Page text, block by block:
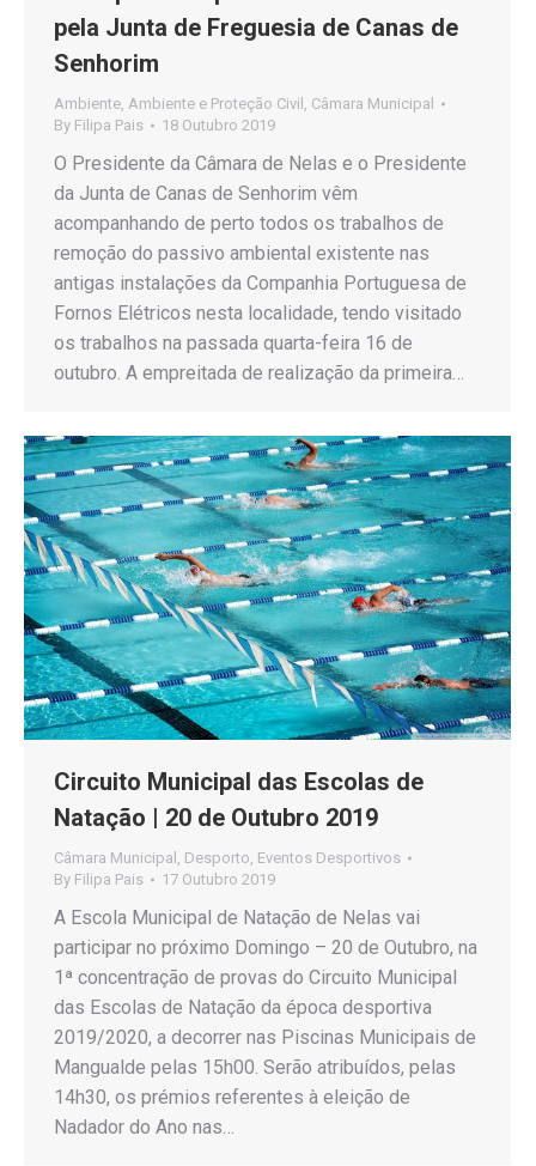
pela Junta de Freguesia de Canas de
Senhorim
Ambiente, Ambiente e Proteção Civil , Câmara Municipal
By Filipa Pais 18 Outubro 2019
O Presidente da Câmara de Nelas e o Presidente
da Junta de Canas de Senhorim vêm
acompanhando de perto todos os trabalhos de
remoção do passivo ambiental existente nas
antigas instalações da Companhia Portuguesa de
Fornos Elétricos nesta localidade, tendo visitado
os trabalhos na passada quarta-feira 16 de
outubro. A empreitada de realização da primeira…
Circuito Municipal das Escolas de
Natação | 20 de Outubro 2019
Câmara Municipal , Desporto, Eventos Desportivos
By Filipa Pais 17 Outubro 2019
A Escola Municipal de Natação de Nelas vai
participar no próximo Domingo – 20 de Outubro, na
1ª concentração de provas do Circuito Municipal
das Escolas de Natação da época desportiva
2019/2020, a decorrer nas Piscinas Municipais de
Mangualde pelas 15h00. Serão atribuídos, pelas
14h30, os prémios referentes à eleição de
Nadador do Ano nas…